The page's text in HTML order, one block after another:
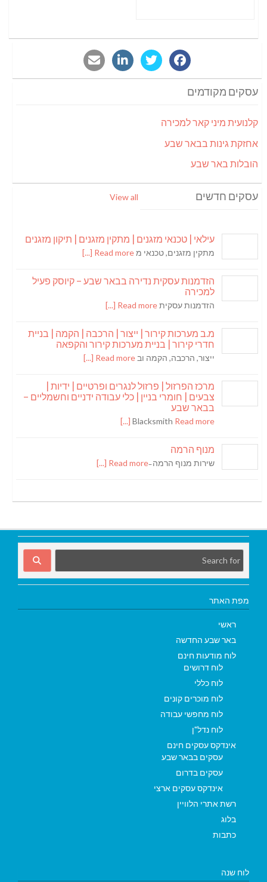
עסקים מקודמים
קלנועית מיני קאר למכירה
אחזקת גינות בבאר שבע
הובלות באר שבע
עסקים חדשים View all
עילאי | טכנאי מזגנים | מתקין מזגנים | תיקון מזגנים
מתקין מזגנים, טכנאי מRead more [...]
הזדמנות עסקית נדירה בבאר שבע – קיוסק פעיל
למכירה
הזדמנות עסקיתRead more [...]
מ.ב מערכות קירור | ייצור | הרכבה | הקמה | בניית
חדרי קירור | בניית מערכות קירור והקפאה
ייצור, הרכבה, הקמה וב Read more [...]
מרכז הפרזול | פרזול לנגרים ופרטיים | ידיות |
צבעים | חומרי בניין | כלי עבודה ידניים וחשמליים –
בבאר שבע
Blacksmith Read more [...]
מנוף הרמה
שירות מנוף הרמה ̵Read more [...]
מפת האתר
ראשי
באר שבע החדשה
לוח מודעות חינם
לוח דרושים
לוח כללי
לוח מוכרים קונים
לוח מחפשי עבודה
לוח נדל"ן
אינדקס עסקים חינם
עסקים בבאר שבע
עסקים בדרום
אינדקס עסקים ארצי
רשת אתרי הלוויין
בלוג
כתבות
לוח שנה